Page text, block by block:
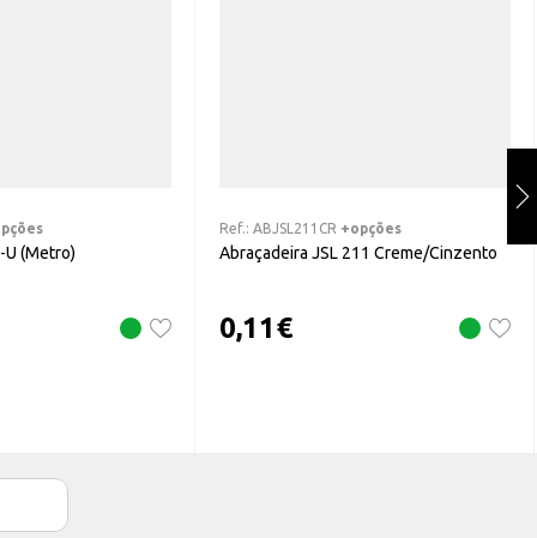
U (Metro)
Ref.: ABJSL211CR +opções
Abraçadeira JSL 211 Creme/Cinzento
0,11€